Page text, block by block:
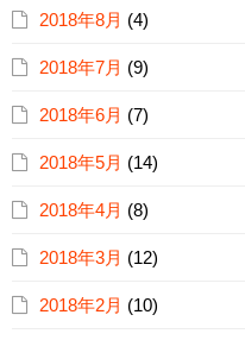
2018年8月 (4)
2018年7月 (9)
2018年6月 (7)
2018年5月 (14)
2018年4月 (8)
2018年3月 (12)
2018年2月 (10)